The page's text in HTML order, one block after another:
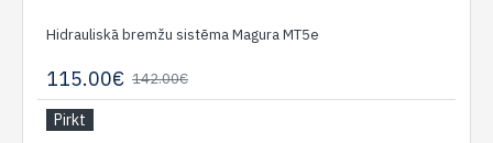
Hidrauliskā bremžu sistēma Magura MT5e
115.00€ 142.00€
Pirkt